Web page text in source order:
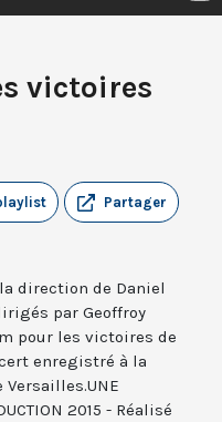
victoires
Partager
direction de Daniel
par Geoffroy
pour les victoires de
enregistré à la
2015 - Réalisé